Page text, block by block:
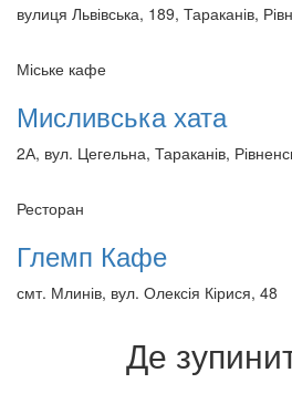
вулиця Львівська, 189, Тараканів,
Міське кафе
Мисливська хата
2А, вул. Цегельна, Тараканів,
Ресторан
Глемп Кафе
смт. Млинів, вул. Олексія Кірися, 48
Де